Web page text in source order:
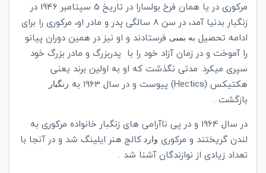
مرکوری در یا همان فرخ بولسارا در تاریخ 5 سپتامبر 1946 در
زنگبار بدنیا آمد، در سن 8 سالگی پدر و مادر او، مرکوری را برای
ادامه تحصیل به بمبی فرستادند و او نیز در همین دوران پیانو
را آموخت و در زمان آزاد خود را با پدربزرگ و مادر بزرگ خود
سپری میکرد. مدتی نگذشت که او به اولین برند یعنی
هکتیکس (Hectics) پیوست و در سال 1963 به
زنگبار
بازگشت .
در سال 1964 و در پی ناآرامی های زنگبار خانواده مرکوری به
لندن گریختند و مرکوری وارد کالج هنر ایلینگ شد و در آنجا با
تعداد زیادی از نوازندگان آشنا شد .